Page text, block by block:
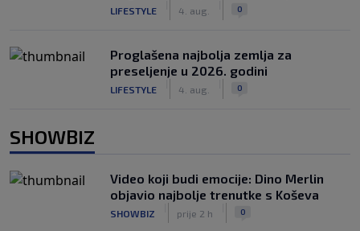
LIFESTYLE 4. aug. 0
Proglašena najbolja zemlja za
preseljenje u 2026. godini
LIFESTYLE 4. aug. 0
SHOWBIZ
Video koji budi emocije: Dino Merlin
objavio najbolje trenutke s Koševa
SHOWBIZ prije 2 h 0